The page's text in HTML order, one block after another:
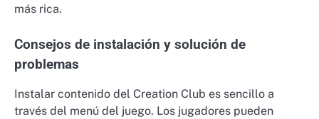
más rica.
Consejos de instalación y solución de
problemas
Instalar contenido del Creation Club es sencillo a
través del menú del juego. Los jugadores pueden